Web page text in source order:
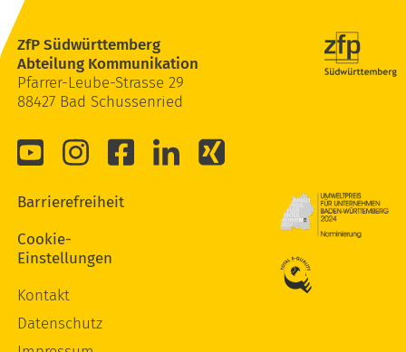
ZfP Südwürttemberg
Abteilung Kommunikation
Pfarrer-Leube-Strasse 29
88427 Bad Schussenried
Barrierefreiheit
Cookie-
Einstellungen
Kontakt
Datenschutz